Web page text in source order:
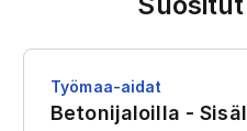
Työmaa-aidat
Betonijaloilla -